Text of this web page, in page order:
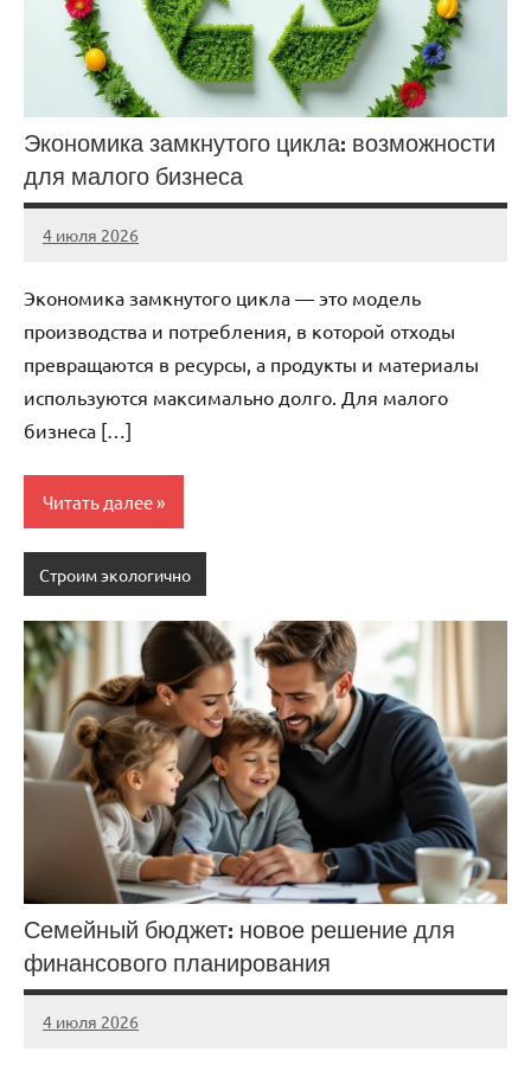
Экономика замкнутого цикла: возможности
для малого бизнеса
4 июля 2026
stroicentr_m
Нет
Экономика замкнутого цикла — это модель
производства и потребления, в которой отходы
превращаются в ресурсы, а продукты и материалы
используются максимально долго. Для малого
бизнеса […]
Читать далее
Строим экологично
Семейный бюджет: новое решение для
финансового планирования
4 июля 2026
stroicentr_m
Нет